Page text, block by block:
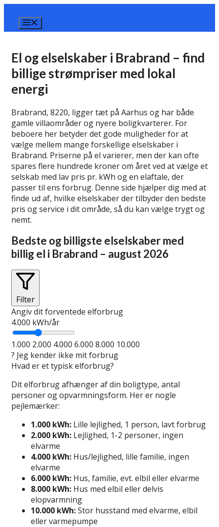
indhold
El og elselskaber i Brabrand – find
billige strømpriser med lokal
energi
Brabrand, 8220, ligger tæt på Aarhus og har både
gamle villaområder og nyere boligkvarterer. For
beboere her betyder det gode muligheder for at
vælge mellem mange forskellige elselskaber i
Brabrand. Priserne på el varierer, men der kan ofte
spares flere hundrede kroner om året ved at vælge et
selskab med lav pris pr. kWh og en elaftale, der
passer til ens forbrug. Denne side hjælper dig med at
finde ud af, hvilke elselskaber der tilbyder den bedste
pris og service i dit område, så du kan vælge trygt og
nemt.
Bedste og billigste elselskaber med
billig el i Brabrand – august 2026
Filter
Angiv dit forventede elforbrug
4.000 kWh/år
1.000 2.000 4.000 6.000 8.000 10.000
? Jeg kender ikke mit forbrug
Hvad er et typisk elforbrug?
Dit elforbrug afhænger af din boligtype, antal
personer og opvarmningsform. Her er nogle
pejlemærker:
1.000 kWh: Lille lejlighed, 1 person, lavt forbrug
2.000 kWh: Lejlighed, 1-2 personer, ingen
elvarme
4.000 kWh: Hus/lejlighed, lille familie, ingen
elvarme
6.000 kWh: Hus, familie, evt. elbil eller elvarme
8.000 kWh: Hus med elbil eller delvis
elopvarmning
10.000 kWh:Stor husstand med elvarme, elbil
eller varmepumpe